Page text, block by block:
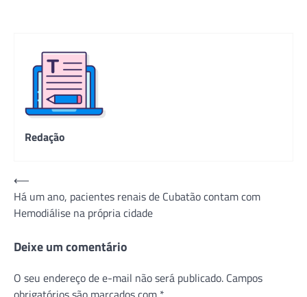
Redação
Navegação
de
Post
⟵
Há um ano, pacientes renais de Cubatão contam com
Hemodiálise na própria cidade
Deixe um comentário
O seu endereço de e-mail não será publicado. Campos